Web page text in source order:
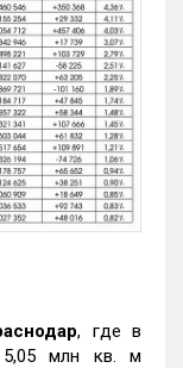
, где в
5,05 млн кв. м